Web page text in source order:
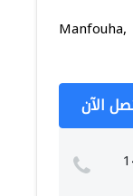
Manfouha,
الآن